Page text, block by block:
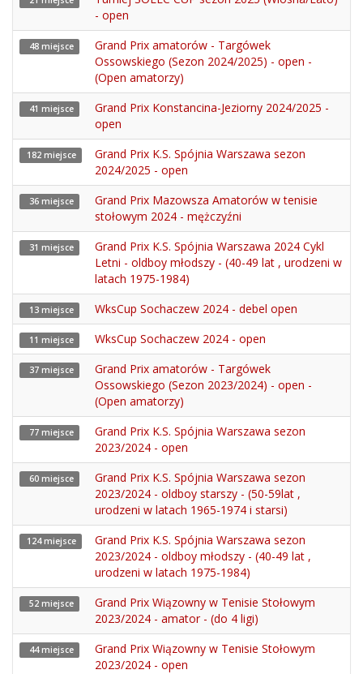
- open
48 miejsce
Grand Prix amatorów - Targówek
Ossowskiego (Sezon 2024/2025) - open -
(Open amatorzy)
41 miejsce
Grand Prix Konstancina-Jeziorny 2024/2025 -
open
182 miejsce
Grand Prix K.S. Spójnia Warszawa sezon
2024/2025 - open
36 miejsce
Grand Prix Mazowsza Amatorów w tenisie
stołowym 2024 - mężczyźni
31 miejsce
Grand Prix K.S. Spójnia Warszawa 2024 Cykl
Letni - oldboy młodszy - (40-49 lat , urodzeni w
latach 1975-1984)
13 miejsce WksCup Sochaczew 2024 - debel open
11 miejsce WksCup Sochaczew 2024 - open
37 miejsce
Grand Prix amatorów - Targówek
Ossowskiego (Sezon 2023/2024) - open -
(Open amatorzy)
77 miejsce
Grand Prix K.S. Spójnia Warszawa sezon
2023/2024 - open
60 miejsce
Grand Prix K.S. Spójnia Warszawa sezon
2023/2024 - oldboy starszy - (50-59lat ,
urodzeni w latach 1965-1974 i starsi)
124 miejsce
Grand Prix K.S. Spójnia Warszawa sezon
2023/2024 - oldboy młodszy - (40-49 lat ,
urodzeni w latach 1975-1984)
52 miejsce
Grand Prix Wiązowny w Tenisie Stołowym
2023/2024 - amator - (do 4 ligi)
44 miejsce
Grand Prix Wiązowny w Tenisie Stołowym
2023/2024 - open